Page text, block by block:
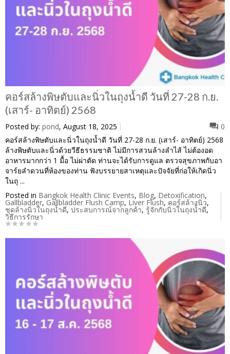
คอร์สล้างพิษตับและนิ่วในถุงน้ำดี วันที่ 27-28 ก.ย.
(เสาร์- อาทิตย์) 2568
Posted by: pond, August 18, 2025
0
คอร์สล้างพิษตับและนิ่วในถุงน้ำดี วันที่ 27-28 ก.ย. (เสาร์- อาทิตย์) 2568
ล้างพิษตับและนิ่วด้วยวีธีธรรมชาติ ไม่มีการสวนล้างลำไส้ ไม่ต้องอด
อาหารมากกว่า 1 มื้อ ไม่ผ่าตัด ท่านจะได้รับการดูแล ตรวจสุขภาพกับอา
จาร์ยลำดวนที่ห้องของท่าน ฟังบรรยายสาเหตุและปัจจัยที่ก่อให้เกิดนิ่ว
ในถุ ...
Posted in Bangkok Health Clinic Events, Blog, Detoxification,
Gallbladder, Gallbladder Flush Camp, Liver Flush, คอร์สล้างนิ่ว,
ชุดล้างนิ่วในถุงน้ำดี, ประสบการณ์จากลูกค้า, รู้จักกับนิ่วในถุงน้ำดี,
วิธีการรักษา